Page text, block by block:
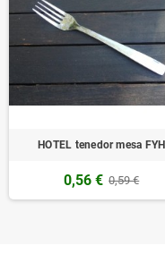
HOTEL tenedor mesa FYH
0,56 € 0,59 €